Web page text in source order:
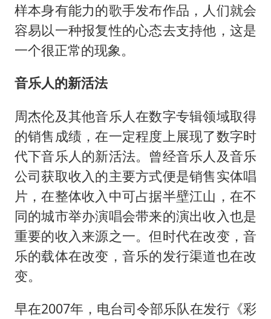
样本身有能力的歌手发布作品，人们就会
容易以一种报复性的心态去支持他，这是
一个很正常的现象。
音乐人的新活法
周杰伦及其他音乐人在数字专辑领域取得
的销售成绩，在一定程度上展现了数字时
代下音乐人的新活法。曾经音乐人及音乐
公司获取收入的主要方式便是销售实体唱
片，在整体收入中可占据半壁江山，在不
同的城市举办演唱会带来的演出收入也是
重要的收入来源之一。但时代在改变，音
乐的载体在改变，音乐的发行渠道也在改
变。
早在2007年，电台司令部乐队在发行《彩